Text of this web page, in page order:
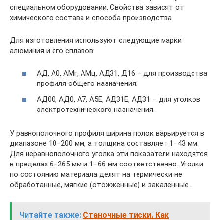
специальном оборудовании. Свойства зависят от
химического состава и способа производства.
Для изготовления используют следующие марки
алюминия и его сплавов:
АД, А0, АМг, АМц, АД31, Д16 – для производства
профиля общего назначения;
АД00, АД0, А7, А5Е, АД31Е, АД31 – для уголков
электротехнического назначения.
У равнополочного профиля ширина полок варьируется в
диапазоне 10–200 мм, а толщина составляет 1–43 мм.
Для неравнополочного уголка эти показатели находятся
в пределах 6–265 мм и 1–66 мм соответственно. Уголки
по состоянию материала делят на термически не
обработанные, мягкие (отожженные) и закаленные.
Читайте также: Станочные тиски. Как